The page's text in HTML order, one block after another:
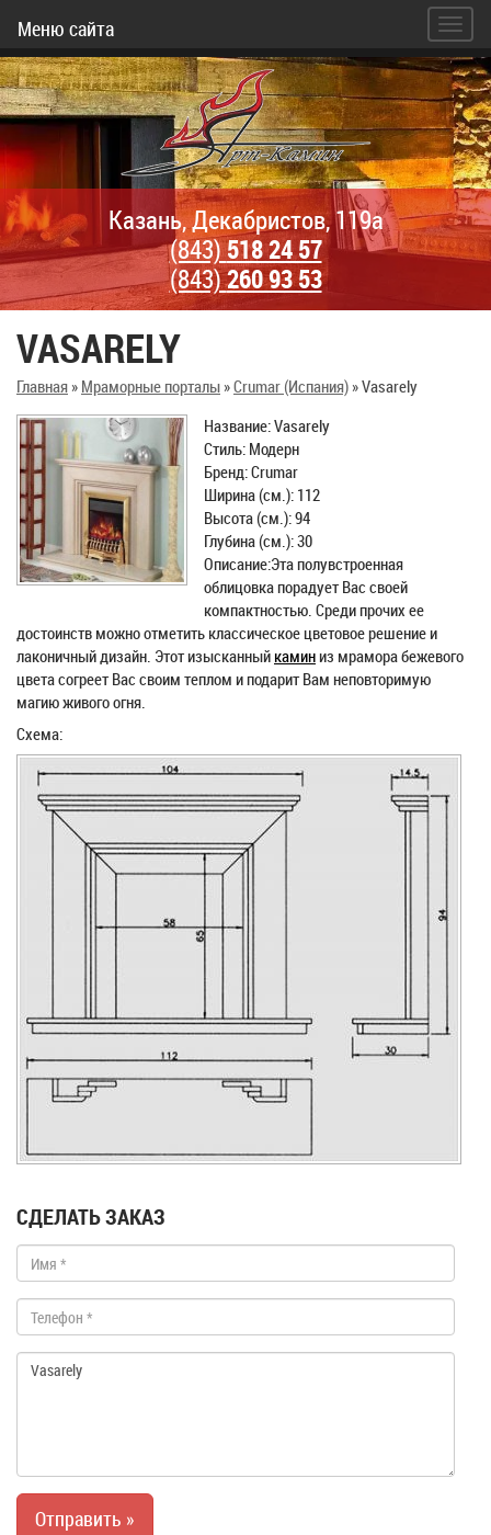
Меню сайта
Казань, Декабристов, 119а
(843)518 24 57
(843)260 93 53
VASARELY
Главная» Мраморные порталы»Crumar (Испания)»Vasarely
Название: Vasarely
Стиль: Модерн
Бренд: Crumar
Ширина (см.): 112
Высота (см.): 94
Глубина (см.): 30
Описание:Эта полувстроенная
облицовка порадует Вас своей
компактностью. Среди прочих ее
достоинств можно отметить классическое цветовое решение и
лаконичный дизайн. Этот изысканный каминиз мрамора бежевого
цвета согреет Вас своим теплом и подарит Вам неповторимую
магию живого огня.
Схема:
СДЕЛАТЬ ЗАКАЗ